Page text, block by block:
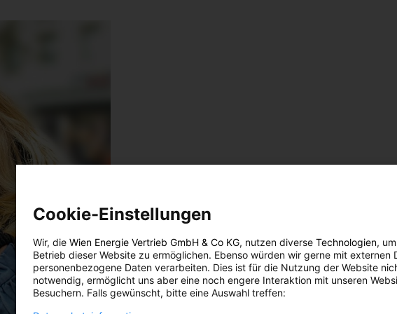
Cookie-Einstellungen
Wir, die Wien Energie Vertrieb GmbH & Co KG, nutzen diverse Technologien,
Betrieb dieser Website zu ermöglichen. Ebenso würden wir gerne mit externen
personenbezogene Daten verarbeiten. Dies ist für die Nutzung der Website
notwendig, ermöglicht uns aber eine noch engere Interaktion mit unseren
Besuchern. Falls gewünscht, bitte eine Auswahl treffen: